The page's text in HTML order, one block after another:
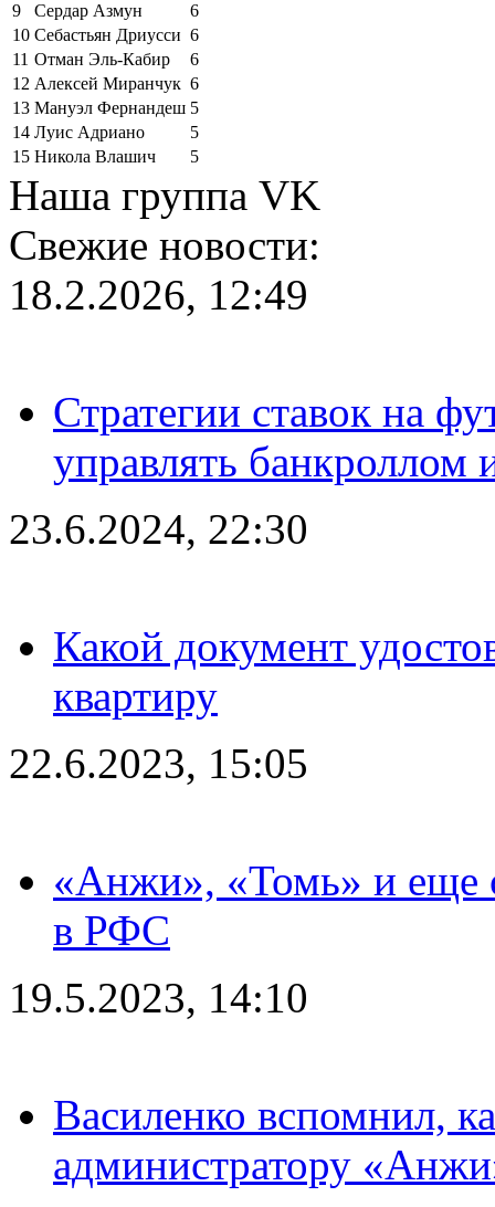
9
Сердар Азмун
6
10 Себастьян Дриусси 6
11 Отман Эль-Кабир
6
12 Алексей Миранчук 6
13 Мануэл Фернандеш 5
14 Луис Адриано
5
15 Никола Влашич 5
Наша группа VK
Свежие новости:
18.2.2026, 12:49
Стратегии ставок на
управлять банкроллом
23.6.2024, 22:30
Какой документ
квартиру
22.6.2023, 15:05
«Анжи», «Томь» и еще
в РФС
19.5.2023, 14:10
Василенко вспомнил,
администратору